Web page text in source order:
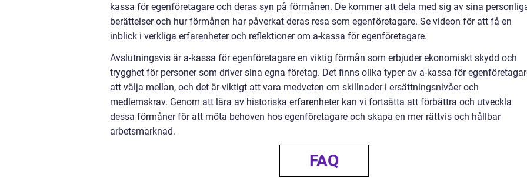
kassa för egenföretagare och deras syn på förmånen. De kommer att dela med sig av sina
berättelser och hur förmånen har påverkat deras resa som egenföretagare. Se videon för att få en
inblick i verkliga erfarenheter och reflektioner om a-kassa för egenföretagare.
Avslutningsvis är a-kassa för egenföretagare en viktig förmån som erbjuder ekonomiskt skydd och
trygghet för personer som driver sina egna företag. Det finns olika typer av a-kassa för
att välja mellan, och det är viktigt att vara medveten om skillnader i ersättningsnivåer och
medlemskrav. Genom att lära av historiska erfarenheter kan vi fortsätta att förbättra och utveckla
dessa förmåner för att möta behoven hos egenföretagare och skapa en mer rättvis och hållbar
arbetsmarknad.
FAQ